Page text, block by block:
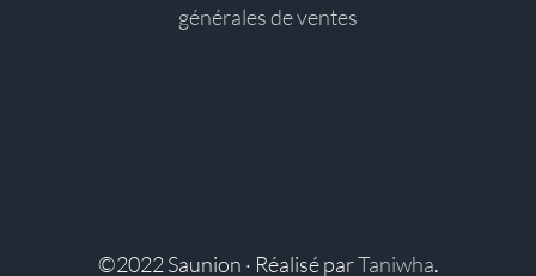
générales de ventes
©2022 Saunion · Réalisé parTaniwha.